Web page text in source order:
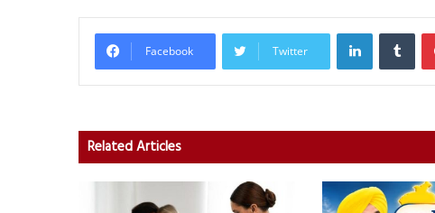
Facebook Twitter
LinkedIn
Related Articles